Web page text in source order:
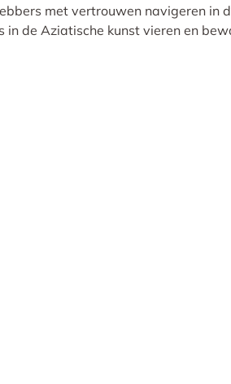
met vertrouwen navigeren in
de Aziatische kunst vieren en